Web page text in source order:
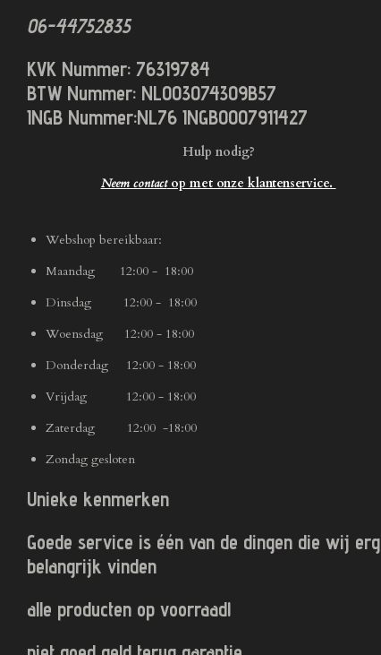
06-44752835
KVK Nummer: 76319784
BTW Nummer: NL003074309B57
INGB Nummer:NL76 INGB0007911427
Hulp nodig?
Neem contactop met onze klantenservice.
Webshop bereikbaar:
Maandag 12:00 - 18:00
Dinsdag 12:00 - 18:00
Woensdag 12:00 - 18:00
Donderdag 12:00 - 18:00
Vrijdag 12:00 - 18:00
Zaterdag 12:00 -18:00
Zondag gesloten
Unieke kenmerken
Goede service is één van de dingen die wij erg
belangrijk vinden
alle producten op voorraad!